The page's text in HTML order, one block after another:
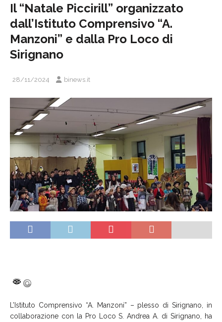
Il “Natale Piccirill” organizzato
dall’Istituto Comprensivo “A.
Manzoni” e dalla Pro Loco di
Sirignano
28/11/2024 binews.it
L’Istituto Comprensivo “A. Manzoni” – plesso di Sirignano, in
collaborazione con la Pro Loco S. Andrea A. di Sirignano, ha